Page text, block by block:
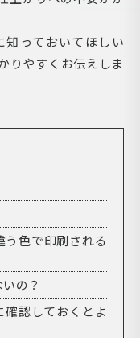
っておいてほしい
りやすくお伝えしま
う色で印刷される
の？
認しておくとよ